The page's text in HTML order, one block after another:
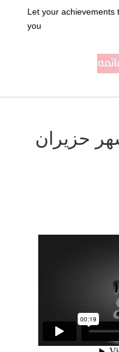
Let your achievements
you
حزيران